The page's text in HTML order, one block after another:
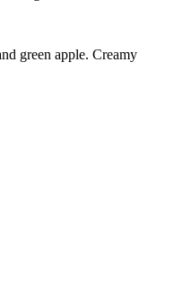
green apple. Creamy